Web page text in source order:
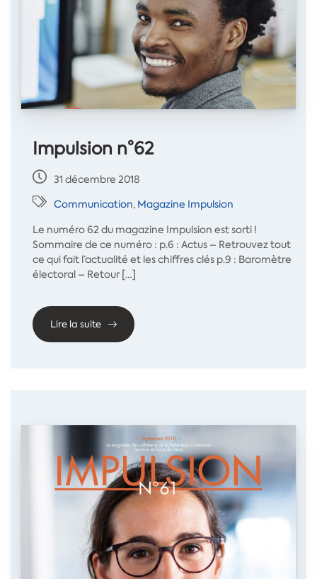
Impulsion n°62
31 décembre 2018
Communication, Magazine Impulsion
Le numéro 62 du magazine Impulsion est sorti !
Sommaire de ce numéro : p.6 : Actus – Retrouvez tout
ce qui fait l’actualité et les chiffres clés p.9 : Baromètre
électoral – Retour […]
Lire la suite